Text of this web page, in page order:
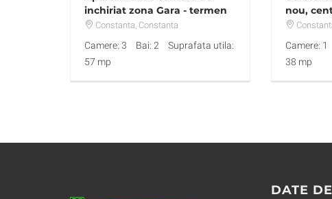
inchiriat zona Gara - termen
lungConstanta, Constanta
Camere: 3 Bai: 2
Suprafata utila:
57 mp
nou,
Camere: 1
38 mp
DATE